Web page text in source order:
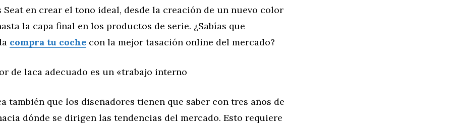
Seat en crear el tono ideal, desde la creación de un nuevo color
la capa final en los productos de serie. ¿Sabías que
compra tu coche con la mejor tasación online del mercado?
de laca adecuado es un «trabajo interno
también que los diseñadores tienen que saber con tres años de
dónde se dirigen las tendencias del mercado. Esto requiere